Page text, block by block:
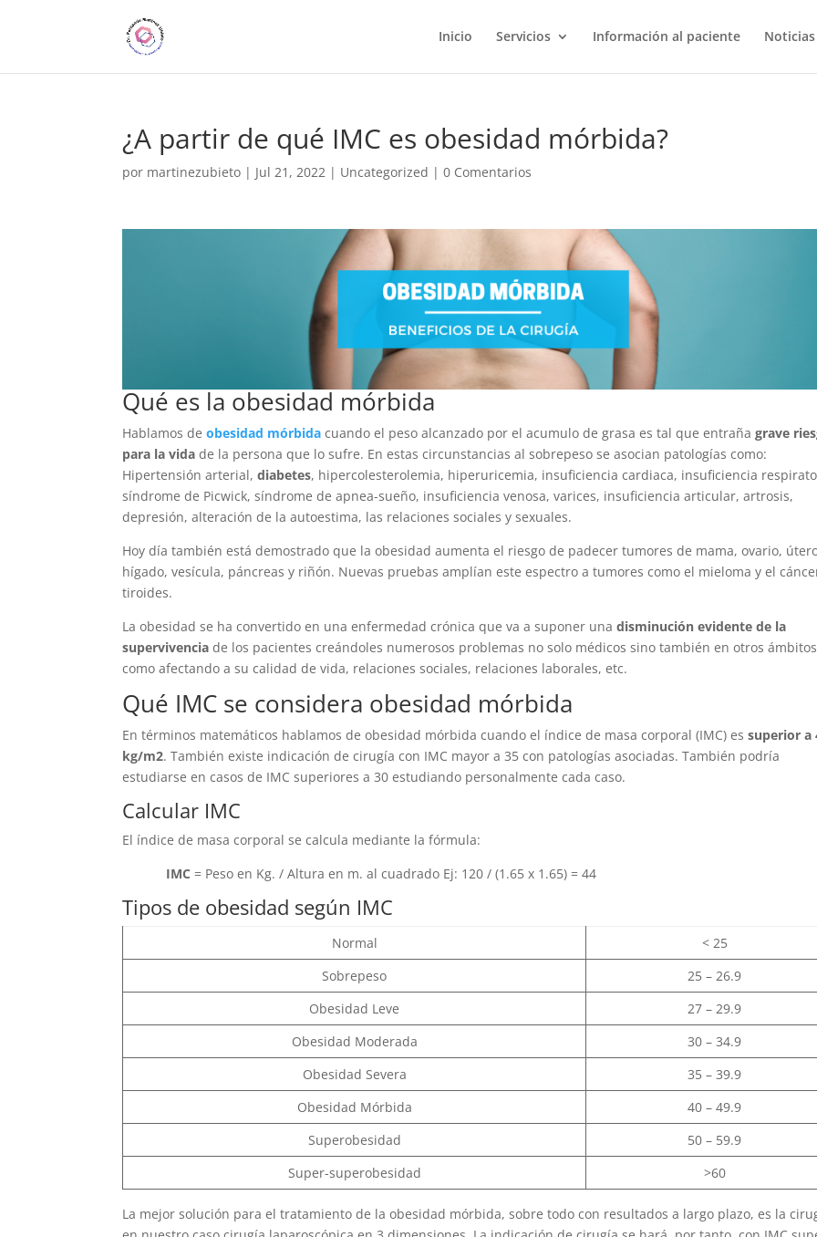
Inicio Servicios Información al paciente
¿A partir de qué IMC es obesidad mórbida?
por martinezubieto | Jul 21, 2022 | Uncategorized |0 Comentarios
Qué es la obesidad mórbida
Hablamos deobesidad mórbida cuando el peso alcanzado por el acumulo de grasa es tal que entrañagrave
para la vida de la persona que lo sufre. En estas circunstancias al sobrepeso se asocian patologías como:
Hipertensión arterial,diabetes, hipercolesterolemia, hiperuricemia, insuficiencia cardiaca, insuficiencia
síndrome de Picwick, síndrome de apnea-sueño, insuficiencia venosa, varices, insuficiencia articular, artrosis,
depresión, alteración de la autoestima, las relaciones sociales y sexuales.
Hoy día también está demostrado que la obesidad aumenta el riesgo de padecer tumores de mama, ovario,
hígado, vesícula, páncreas y riñón. Nuevas pruebas amplían este espectro a tumores como el mieloma y el
tiroides.
La obesidad se ha convertido en una enfermedad crónica que va a suponer unadisminución evidente de la
supervivencia de los pacientes creándoles numerosos problemas no solo médicos sino también en otros ámbitos
como afectando a su calidad de vida, relaciones sociales, relaciones laborales, etc.
Qué IMC se considera obesidad mórbida
En términos matemáticos hablamos de obesidad mórbida cuando el índice de masa corporal (IMC) essuperior a
kg/m2. También existe indicación de cirugía con IMC mayor a 35 con patologías asociadas. También podría
estudiarse en casos de IMC superiores a 30 estudiando personalmente cada caso.
Calcular IMC
El índice de masa corporal se calcula mediante la fórmula:
IMC = Peso en Kg. / Altura en m. al cuadrado Ej: 120 / (1.65 x 1.65) = 44
Tipos de obesidad según IMC
Normal
< 25
Sobrepeso
25 – 26.9
Obesidad Leve
27 – 29.9
Obesidad Moderada
30 – 34.9
Obesidad Severa
35 – 39.9
Obesidad Mórbida
40 – 49.9
Superobesidad
50 – 59.9
Super-superobesidad
>60
La mejor solución para el tratamiento de la obesidad mórbida, sobre todo con resultados a largo plazo, es la